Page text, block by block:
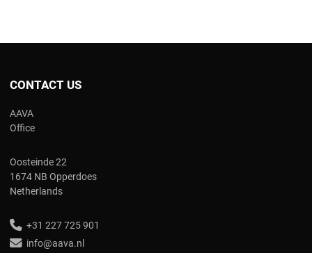
CONTACT US
AAVA
Office
Oosteinde 22
1674 NB Opperdoes
Netherlands
+31 227 725 901
info@aava.nl